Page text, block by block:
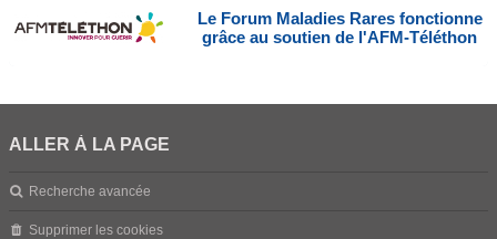
Le Forum Maladies Rares fonctionne
grâce au soutien de l'AFM-Téléthon
ALLER À LA PAGE
Recherche avancée
Supprimer les cookies